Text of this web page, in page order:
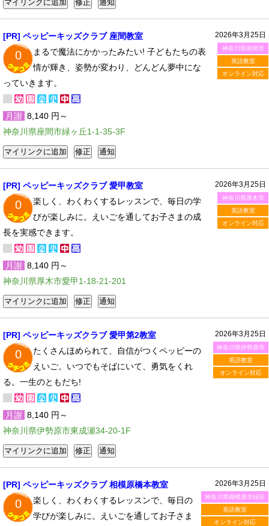
2026年3月25日
神奈川県座間市
英語教室
オンライン対応
[PR] ペッピーキッズクラブ 座間教室
0
まるで魔法にかかったみたい! 子どもたちの表
情が輝き、姿勢が変わり、どんどん夢中にな
っていきます。
月謝 8,140 円～
神奈川県座間市緑ヶ丘1-1-35-3F
2026年3月25日
神奈川県厚木市
英語教室
オンライン対応
[PR] ペッピーキッズクラブ 愛甲教室
0
楽しく、わくわくするレッスンで、毎日の学
びが楽しみに。えいごを通してお子さまの成
長を実感できます。
月謝 8,140 円～
神奈川県厚木市愛甲1-18-21-201
2026年3月25日
神奈川県伊勢原市
英語教室
オンライン対応
[PR] ペッピーキッズクラブ 愛甲第2教室
0
たくさんほめられて、自信がつくペッピーの
えいご。いつでもそばにいて、勇気をくれ
る。一生のともだち!
月謝 8,140 円～
神奈川県伊勢原市東成瀬34-20-1F
2026年3月25日
神奈川県相模原市緑区
英語教室
オンライン対応
[PR] ペッピーキッズクラブ 相模原橋本教室
0
楽しく、わくわくするレッスンで、毎日の
学びが楽しみに。えいごを通してお子さま